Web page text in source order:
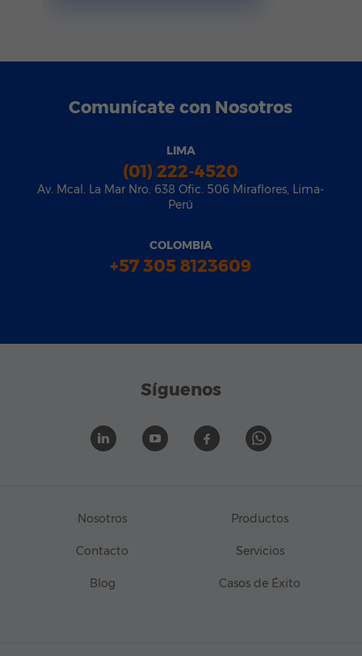
Comunícate con Nosotros
LIMA
(01) 222-4520
Av. Mcal. La Mar Nro. 638 Ofic. 506 Miraflores, Lima-
Perú
COLOMBIA
+57 305 8123609
Síguenos
Nosotros Productos
Contacto Servicios
Blog Casos de Éxito